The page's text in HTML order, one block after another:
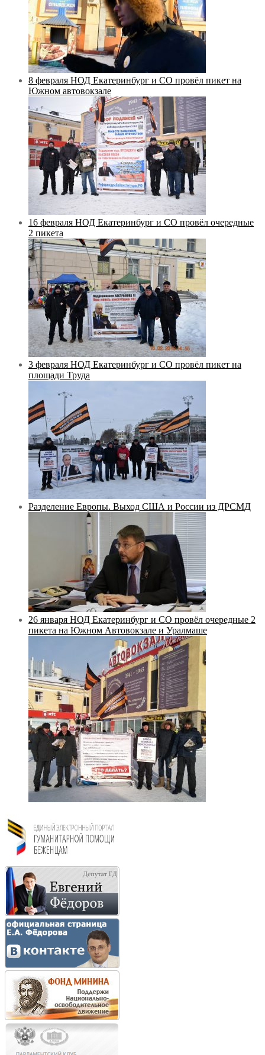
8 февраля НОД Екатеринбург и СО провёл пикет на
Южном автовокзале
16 февраля НОД Екатеринбург и СО провёл очередные
2 пикета
3 февраля НОД Екатеринбург и СО провёл пикет на
площади Труда
Разделение Европы. Выход США и России из ДРСМД
26 января НОД Екатеринбург и СО провёл очередные 2
пикета на Южном Автовокзале и Уралмаше